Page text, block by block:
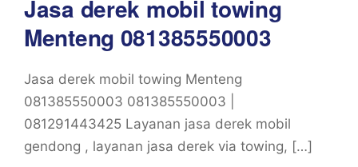
Jasa derek mobil towing
Menteng 081385550003
Jasa derek mobil towing Menteng
081385550003 081385550003 |
081291443425 Layanan jasa derek mobil
gendong , layanan jasa derek via towing, […]